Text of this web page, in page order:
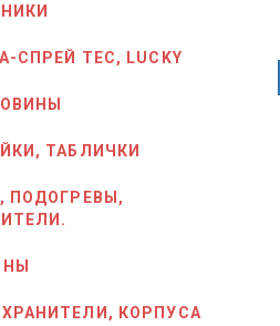
СПРЕЙ ТЕС, LUCKY
ТАБЛИЧКИ
ПОДОГРЕВЫ,
КОРПУСА